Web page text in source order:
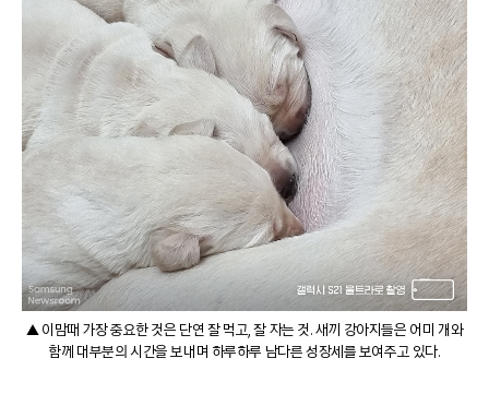
▲ 이맘때 가장 중요한 것은 단연 잘 먹고, 잘 자는 것. 새끼 강아지들은 어미 개와
함께 대부분의 시간을 보내며 하루하루 남다른 성장세를 보여주고 있다.